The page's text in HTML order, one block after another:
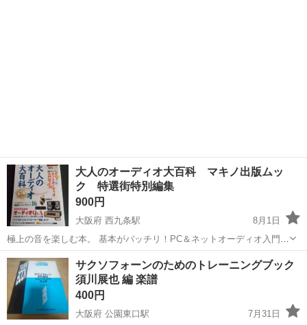
大人のオーディオ大百科 マキノ出版ムッ
ク 特選街特別編集
900円
大阪府 西九条駅
8月1日
極上の音を楽しむ本。 基本がバッチリ！PC＆ネットオーディオ入門ガ
イド プロが推奨する魅惑のコンポセット16 スラスラわかるオーディオ
Q&A アナログを満喫！レコードプレーヤー”極楽”ガイド など、これ一
冊でオーデ...
大阪 大阪市 西九条駅 楽譜、音楽書
サクソフォーンのためのトレーニングブック
須川展也 編 楽譜
400円
大阪府 公園東口駅
7月31日